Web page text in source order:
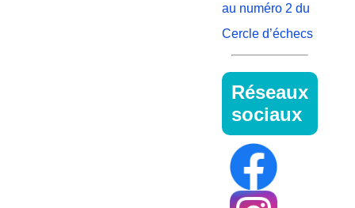
au numéro 2 du
Cercle d’échecs
Réseaux
sociaux